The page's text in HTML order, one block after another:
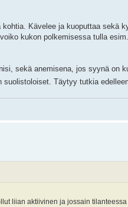
Kävelee ja kuoputtaa sekä
kukon polkemisessa tulla
sekä anemisena, jos syynä on
suolistoloiset. Täytyy tutkia
liian aktiivinen ja jossain